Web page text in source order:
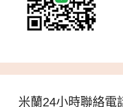
米蘭24小時聯絡電